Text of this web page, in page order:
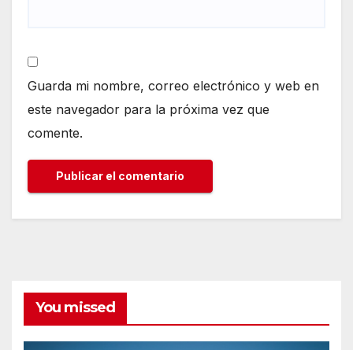
Guarda mi nombre, correo electrónico y web en
este navegador para la próxima vez que
comente.
You missed